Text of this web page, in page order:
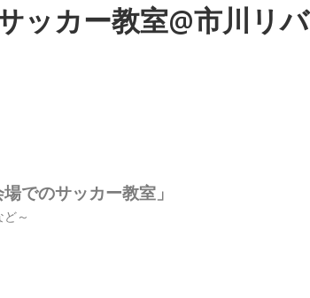
ッカー教室@市川リバ
でのサッカー教室」
～